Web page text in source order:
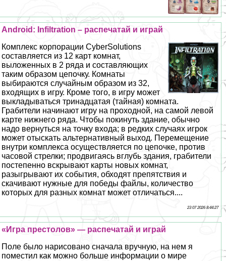
Android: Infiltration – распечатай и играй
Комплекс корпорации CyberSolutions
составляется из 12 карт комнат,
выложенных в 2 ряда и составляющих
таким образом цепочку. Комнаты
выбираются случайным образом из 32,
входящих в игру. Кроме того, в игру может
выкладываться тринадцатая (тайная) комната.
Грабители начинают игру на проходной, на самой левой
карте нижнего ряда. Чтобы покинуть здание, обычно
надо вернуться на точку входа; в редких случаях игрок
может отыскать альтернативный выход. Перемещение
внутри комплекса осуществляется по цепочке, против
часовой стрелки; продвигаясь вглубь здания, грабители
постепенно вскрывают карты новых комнат,
разыгрывают их события, обходят препятствия и
скачивают нужные для победы файлы, количество
которых для разных комнат может отличаться....
23 07 2026 8:44:27
«Игра престолов» — распечатай и играй
Поле было нарисовано сначала вручную, на нем я
поместил как можно больше информации о мире